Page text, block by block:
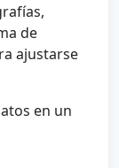
de
ajustarse
en un